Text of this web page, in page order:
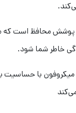
است که
خاطر شما شود.